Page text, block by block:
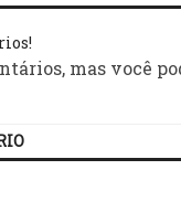
mas você